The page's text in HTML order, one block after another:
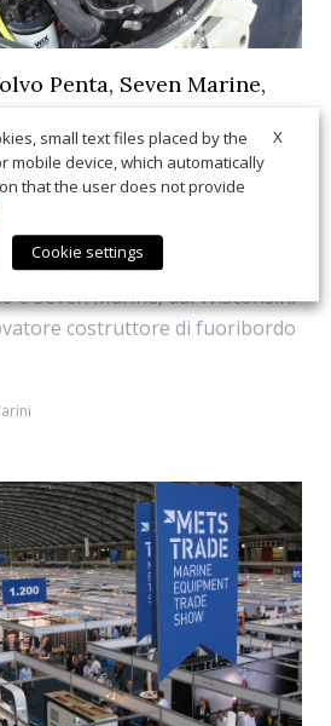
Penta, Seven Marine,
Marine e Volvo Penta si
a prender forma è una
della classe, Volvo Penta, e
di fuoribordo come i
e Seven Marine, dal Wisconsin.
costruttore di fuoribordo
X
small text files placed by the
mobile device, which automatically
that the user does not provide
Cookie settings